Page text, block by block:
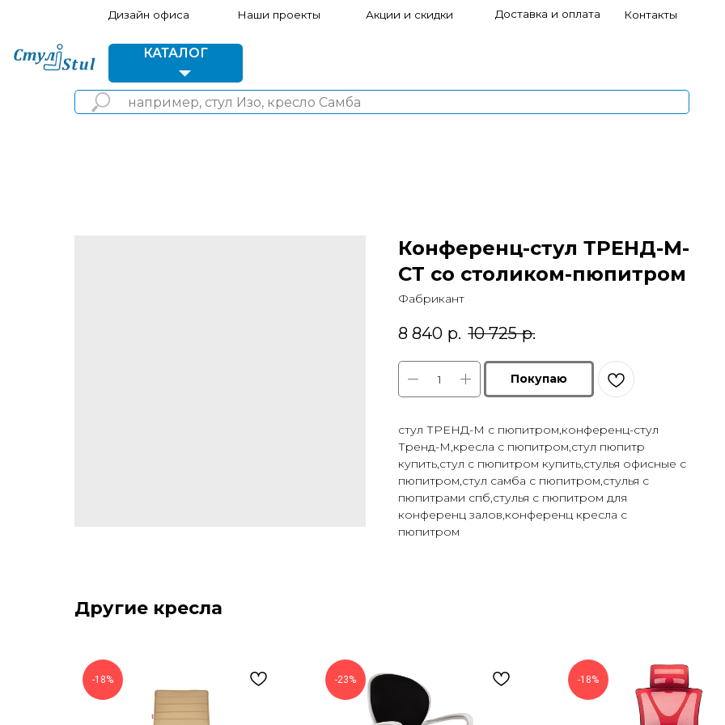
Дизайн офиса Контакты
Доставка и оплата
Наши проекты Акции и скидки
КАТАЛОГ
Конференц-стул ТРЕНД-М-
СТ со столиком-пюпитром
Фабрикант
8 840 р. 10 725 р.
Покупаю
стул ТРЕНД-М с пюпитром,конференц-стул
Тренд-М,кресла с пюпитром,стул пюпитр
купить,стул с пюпитром купить,стулья офисные с
пюпитром,стул самба с пюпитром,стулья с
пюпитрами спб,стулья с пюпитром для
конференц залов,конференц кресла с
пюпитром
Другие кресла
-18% -23% -18%